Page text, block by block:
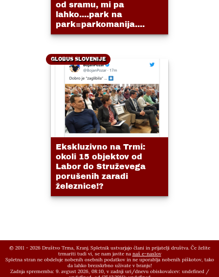
od sramu, mi pa
lahko....park na
park=parkomanija....
GLOBUS SLOVENIJE
Ekskluzivno na Trmi:
okoli 15 objektov od
Labor do Struževega
porušenih zaradi
železnice!?
© 2011 - 2026 Društvo Trma, Kranj. Spletnik ustvarjajo člani in prijatelji društva. Če želite
trmariti tudi vi, se nam javite na naš e-naslov
Spletna stran ne obdeluje nobenih osebnih podatkov in ne uporablja nobenih piškotov, tako
da lahko brezskrbno uživate v branju!
Zadnja sprememba: 9. avgust 2026, 08:10, v zadnji uri/dnevu obiskovalcev: undefined/